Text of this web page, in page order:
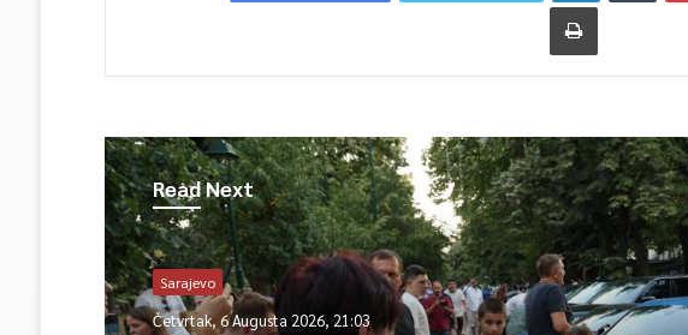
Read Next
Sarajevo
Četvrtak, 6 Augusta 2026, 21:03